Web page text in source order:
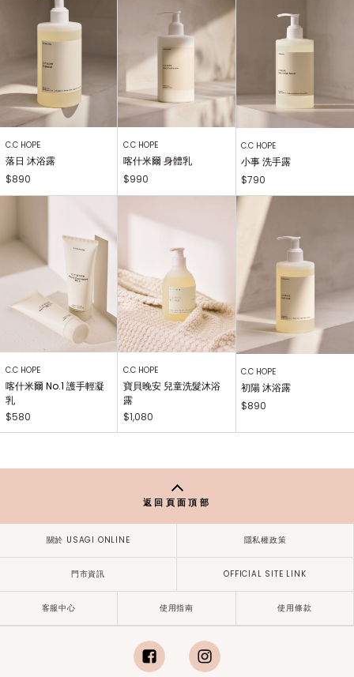
C.C HOPE
落日 沐浴露
$890
C.C HOPE
喀什米爾 身體乳
$990
C.C HOPE
小事 洗手露
$790
C.C HOPE
喀什米爾 No.1 護手輕凝
乳
$580
C.C HOPE
寶貝晚安 兒童洗髮沐浴
露
$1,080
C.C HOPE
初陽 沐浴露
$890
返回頁面頂部
關於 USAGI ONLINE 隱私權政策
門市資訊 OFFICIAL SITE LINK
客服中心 使用指南 使用條款